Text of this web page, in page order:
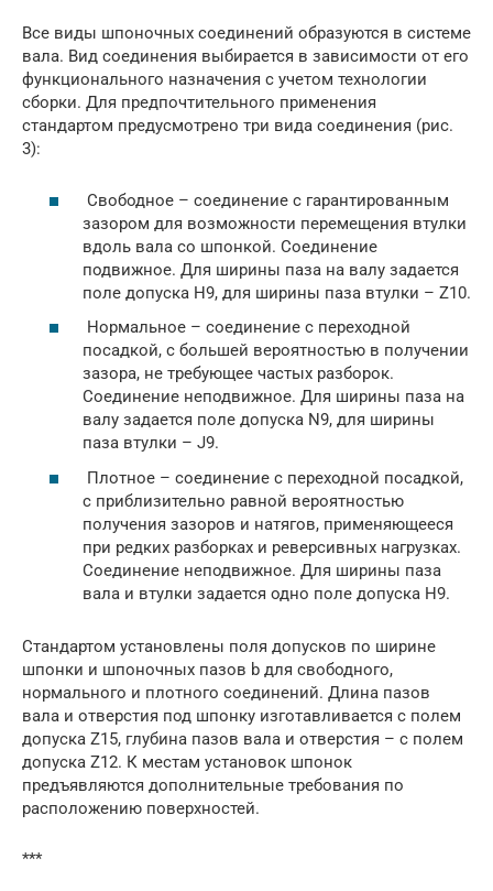
Все виды шпоночных соединений образуются в системе
вала. Вид соединения выбирается в зависимости от его
функционального назначения с учетом технологии
сборки. Для предпочтительного применения
стандартом предусмотрено три вида соединения (рис.
3):
Свободное – соединение с гарантированным
зазором для возможности перемещения втулки
вдоль вала со шпонкой. Соединение
подвижное. Для ширины паза на валу задается
поле допуска Н9, для ширины паза втулки – Z10.
Нормальное – соединение с переходной
посадкой, с большей вероятностью в получении
зазора, не требующее частых разборок.
Соединение неподвижное. Для ширины паза на
валу задается поле допуска N9, для ширины
паза втулки – J9.
Плотное – соединение с переходной посадкой,
с приблизительно равной вероятностью
получения зазоров и натягов, применяющееся
при редких разборках и реверсивных нагрузках.
Соединение неподвижное. Для ширины паза
вала и втулки задается одно поле допуска H9.
Стандартом установлены поля допусков по ширине
шпонки и шпоночных пазов b для свободного,
нормального и плотного соединений. Длина пазов
вала и отверстия под шпонку изготавливается с полем
допуска Z15, глубина пазов вала и отверстия – с полем
допуска Z12. К местам установок шпонок
предъявляются дополнительные требования по
расположению поверхностей.
***